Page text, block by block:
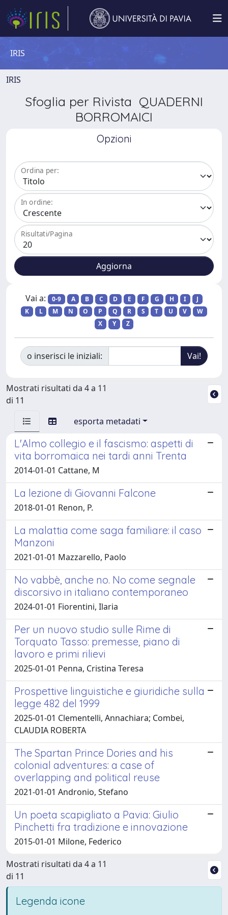
IRIS
IRIS
Sfoglia per Rivista QUADERNI
BORROMAICI
Opzioni
Ordina per:
In ordine:
Risultati/Pagina
Vai a: 0-9 A B C D E F G H I
J
K
L M N O P Q R S T U V
W
X
Y Z
o inserisci le iniziali:
Mostrati risultati da 4 a 11
di 11
esporta metadati
L'Almo collegio e il fascismo: aspetti di
vita borromaica nei tardi anni Trenta
2014-01-01 Cattane, M
La lezione di Giovanni Falcone
2018-01-01 Renon, P.
La malattia come saga familiare: il caso
Manzoni
2021-01-01 Mazzarello, Paolo
No vabbè, anche no. No come segnale
discorsivo in italiano contemporaneo
2024-01-01 Fiorentini, Ilaria
Per un nuovo studio sulle Rime di
Torquato Tasso: premesse, piano di
lavoro e primi rilievi
2025-01-01 Penna, Cristina Teresa
Prospettive linguistiche e giuridiche sulla
legge 482 del 1999
2025-01-01 Clementelli, Annachiara; Combei,
CLAUDIA ROBERTA
The Spartan Prince Dories and his
colonial adventures: a case of
overlapping and political reuse
2021-01-01 Andronio, Stefano
Un poeta scapigliato a Pavia: Giulio
Pinchetti fra tradizione e innovazione
2015-01-01 Milone, Federico
Mostrati risultati da 4 a 11
di 11
Legenda icone